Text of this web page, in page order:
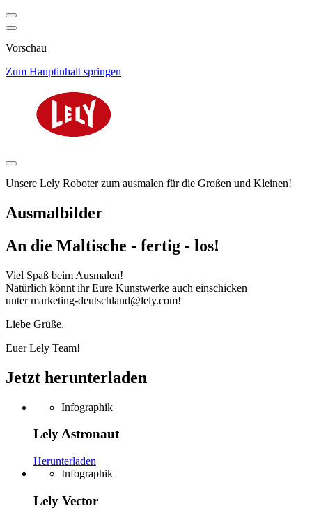
Vorschau
Zum Hauptinhalt springen
Unsere Lely Roboter zum ausmalen für die Großen und Kleinen!
Ausmalbilder
An die Maltische - fertig - los!
Viel Spaß beim Ausmalen!
Natürlich könnt ihr Eure Kunstwerke auch einschicken
unter marketing-deutschland@lely.com!
Liebe Grüße,
Euer Lely Team!
Jetzt herunterladen
Infographik
Lely Astronaut
Herunterladen
Infographik
Lely Vector